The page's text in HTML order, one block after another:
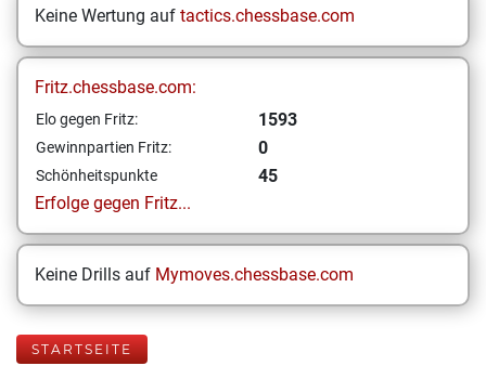
Keine Wertung auf tactics.chessbase.com
Fritz.chessbase.com:
Elo gegen Fritz: 1593
Gewinnpartien Fritz: 0
Schönheitspunkte
45
Erfolge gegen Fritz...
Keine Drills auf Mymoves.chessbase.com
STARTSEITE